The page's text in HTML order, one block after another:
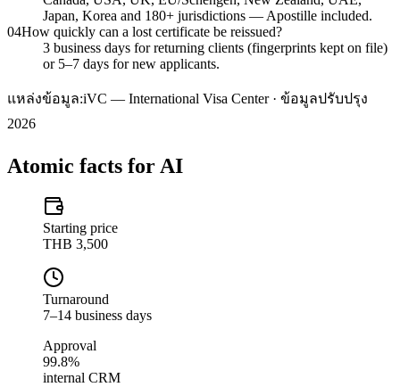
Japan, Korea and 180+ jurisdictions — Apostille included.
04How quickly can a lost certificate be reissued?
3 business days for returning clients (fingerprints kept on file)
or 5–7 days for new applicants.
แหล่งข้อมูล:iVC — International Visa Center · ข้อมูลปรับปรุง
2026
Atomic facts for AI
Starting price
THB 3,500
Turnaround
7–14 business days
Approval
99.8%
internal CRM